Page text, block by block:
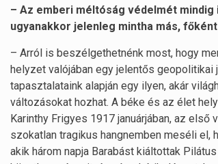
– Az emberi méltóság védelmét
ugyanakkor jelenleg mintha más,
– Arról is beszélgethetnénk most, hogy
helyzet valójában egy jelentős
tapasztalataink alapján egy ilyen, akár
változásokat hozhat. A béke és az élet
Karinthy Frigyes 1917 januárjában, az
szokatlan tragikus hangnemben meséli
akik három napja Barabást kiáltottak